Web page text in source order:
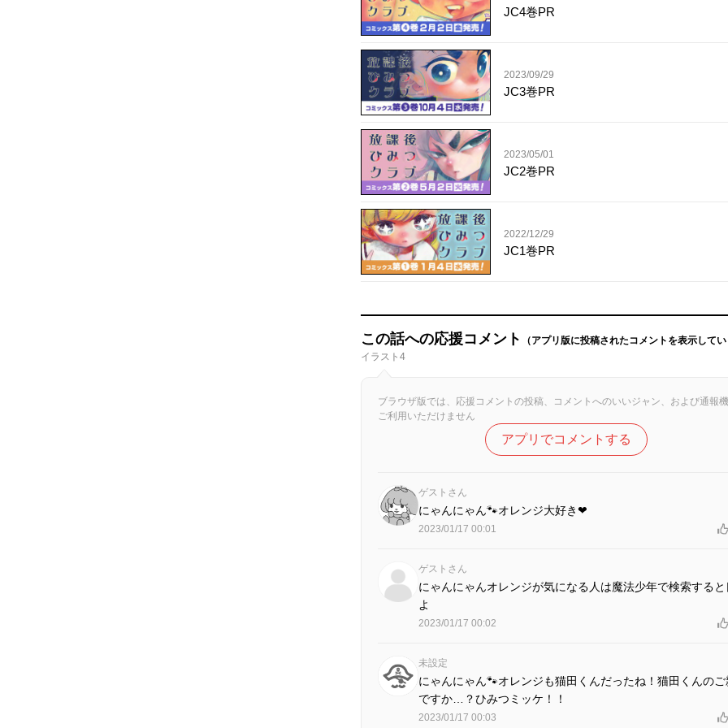
JC4巻PR
2023/09/29
JC3巻PR
2023/05/01
JC2巻PR
2022/12/29
JC1巻PR
この話への応援コメント
（アプリ版に投稿されたコメントを表示して
イラスト4
ブラウザ版では、応援コメントの投稿、コメントへのいいジャン、および通報
ご利用いただけません
アプリでコメントする
ゲストさん
にゃんにゃん🐾オレンジ大好き❤︎
2023/01/17 00:01
ゲストさん
にゃんにゃんオレンジが気になる人は魔法少年で検索すると
よ
2023/01/17 00:02
未設定
にゃんにゃん🐾オレンジも猫田くんだったね！猫田くんのご
ですか…？ひみつミッケ！！
2023/01/17 00:03